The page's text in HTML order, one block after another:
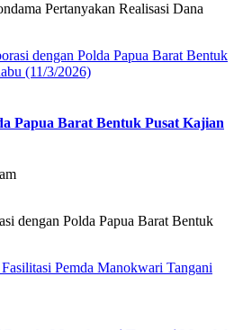
Pertanyakan Realisasi Dana
Papua Barat Bentuk Pusat Kajian
dengan Polda Papua Barat Bentuk